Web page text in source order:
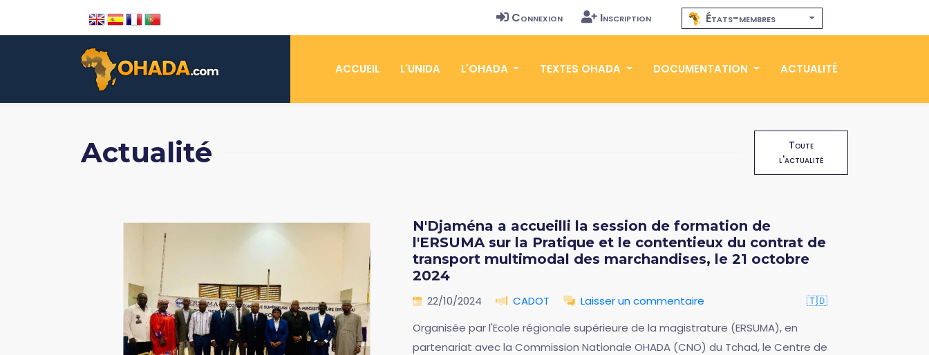
Connexion Inscription États-membres
ACCUEIL L'UNIDA L'OHADA TEXTES OHADA DOCUMENTATION ACTUALITÉ
Actualité
Toute
l'actualité
N'Djaména a accueilli la session de formation de
l'ERSUMA sur la Pratique et le contentieux du contrat de
transport multimodal des marchandises, le 21 octobre
2024
22/10/2024 CADOT Laisser un commentaire
🇹🇩
Organisée par l'Ecole régionale supérieure de la magistrature (ERSUMA), en
partenariat avec la Commission Nationale OHADA (CNO) du Tchad, le Centre de